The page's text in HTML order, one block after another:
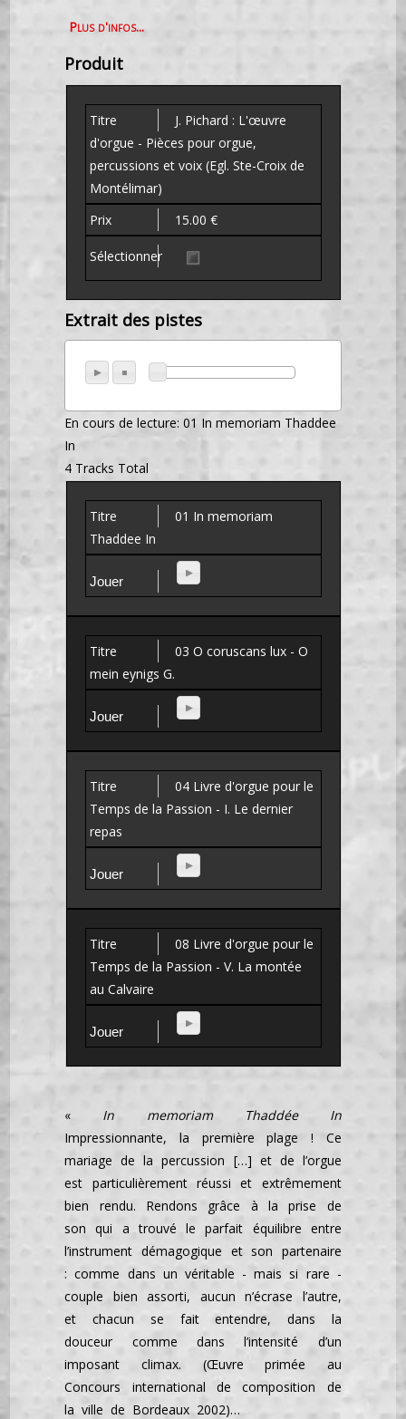
Plus d'infos...
Produit
J. Pichard : L'œuvre
d'orgue - Pièces pour orgue,
percussions et voix (Egl. Ste-Croix de
Montélimar)
15.00 €
Extrait des pistes
En cours de lecture:01 In memoriam Thaddee
In
4 Tracks Total
01 In memoriam
Thaddee In
03 O coruscans lux - O
mein eynigs G.
04 Livre d'orgue pour le
Temps de la Passion - I. Le dernier
repas
08 Livre d'orgue pour le
Temps de la Passion - V. La montée
au Calvaire
« In memoriam Thaddée In
Impressionnante, la première plage ! Ce
mariage de la percussion […] et de l’orgue
est particulièrement réussi et extrêmement
bien rendu. Rendons grâce à la prise de
son qui a trouvé le parfait équilibre entre
l’instrument démagogique et son partenaire
: comme dans un véritable - mais si rare -
couple bien assorti, aucun n’écrase l’autre,
et chacun se fait entendre, dans la
douceur comme dans l’intensité d’un
imposant climax. (Œuvre primée au
Concours international de composition de
la ville de Bordeaux 2002)…